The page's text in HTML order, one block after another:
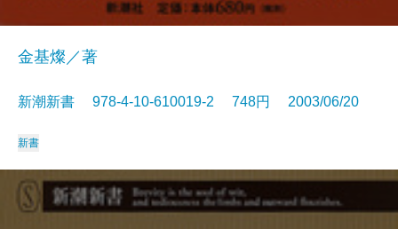
金基燦／著
新潮新書 978-4-10-610019-2 748円 2003/06/20
新書